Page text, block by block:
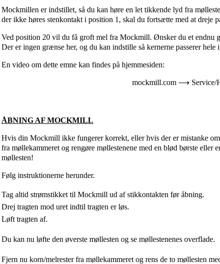
Mockmillen er indstillet, så du kan høre en let tikkende lyd fra
der ikke høres stenkontakt i position 1, skal du fortsætte med at
Ved position 20 vil du få groft mel fra Mockmill. Ønsker du et endnu
Der er ingen grænse her, og du kan indstille så kernerne passerer hele
En video om dette emne kan findes på hjemmesiden:
mockmill.com ⟶
ÅBNING AF MOCKMILL
Hvis din Mockmill ikke fungerer korrekt, eller hvis der er mistanke
fra møllekammeret og rengøre møllestenene med en blød børste
møllesten!
Følg instruktionerne herunder.
Tag altid strømstikket til Mockmill ud af stikkontakten før åbning.
Drej tragten mod uret indtil tragten er løs.
Løft tragten af.
Du kan nu løfte den øverste møllesten og se møllestenenes overflade.
Fjern nu korn/melrester fra møllekammeret og rens de to møllesten